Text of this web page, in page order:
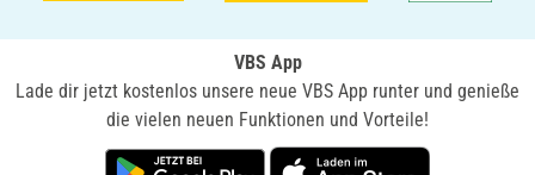
VBS App
Lade dir jetzt kostenlos unsere neue VBS App runter und genieße
die vielen neuen Funktionen und Vorteile!